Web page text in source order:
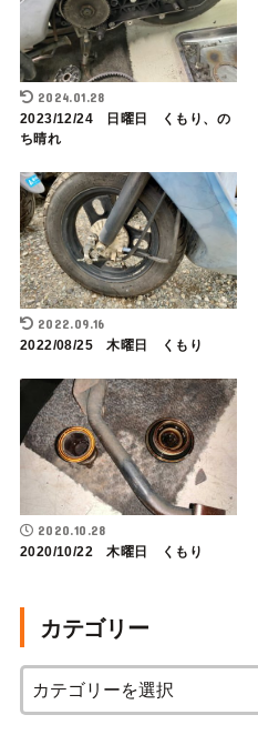
2024.01.28
2023/12/24 日曜日 くもり、の
ち晴れ
2022.09.16
2022/08/25 木曜日 くもり
2020.10.28
2020/10/22 木曜日 くもり
カテゴリー